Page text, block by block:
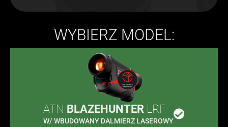
WYBIERZ MODEL:
ATN BLAZEHUNTER LRF
W/ WBUDOWANY DALMIERZ LASEROWY